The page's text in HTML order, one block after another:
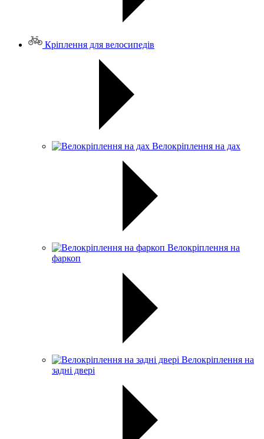
Кріплення для велосипедів
Велокріплення на дах
Велокріплення на
фаркоп
Велокріплення на
задні двері